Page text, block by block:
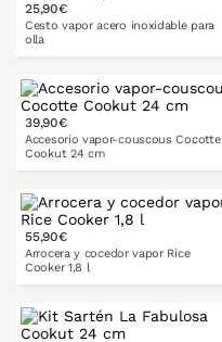
PONLO EN LA CESTA
25,90€
Cesto vapor acero inoxidable para
olla
39,90€
Accesorio vapor-couscous Cocotte
Cookut 24 cm
PONLO EN LA CESTA
55,90€
Arrocera y cocedor vapor Rice
Cooker 1,8 l